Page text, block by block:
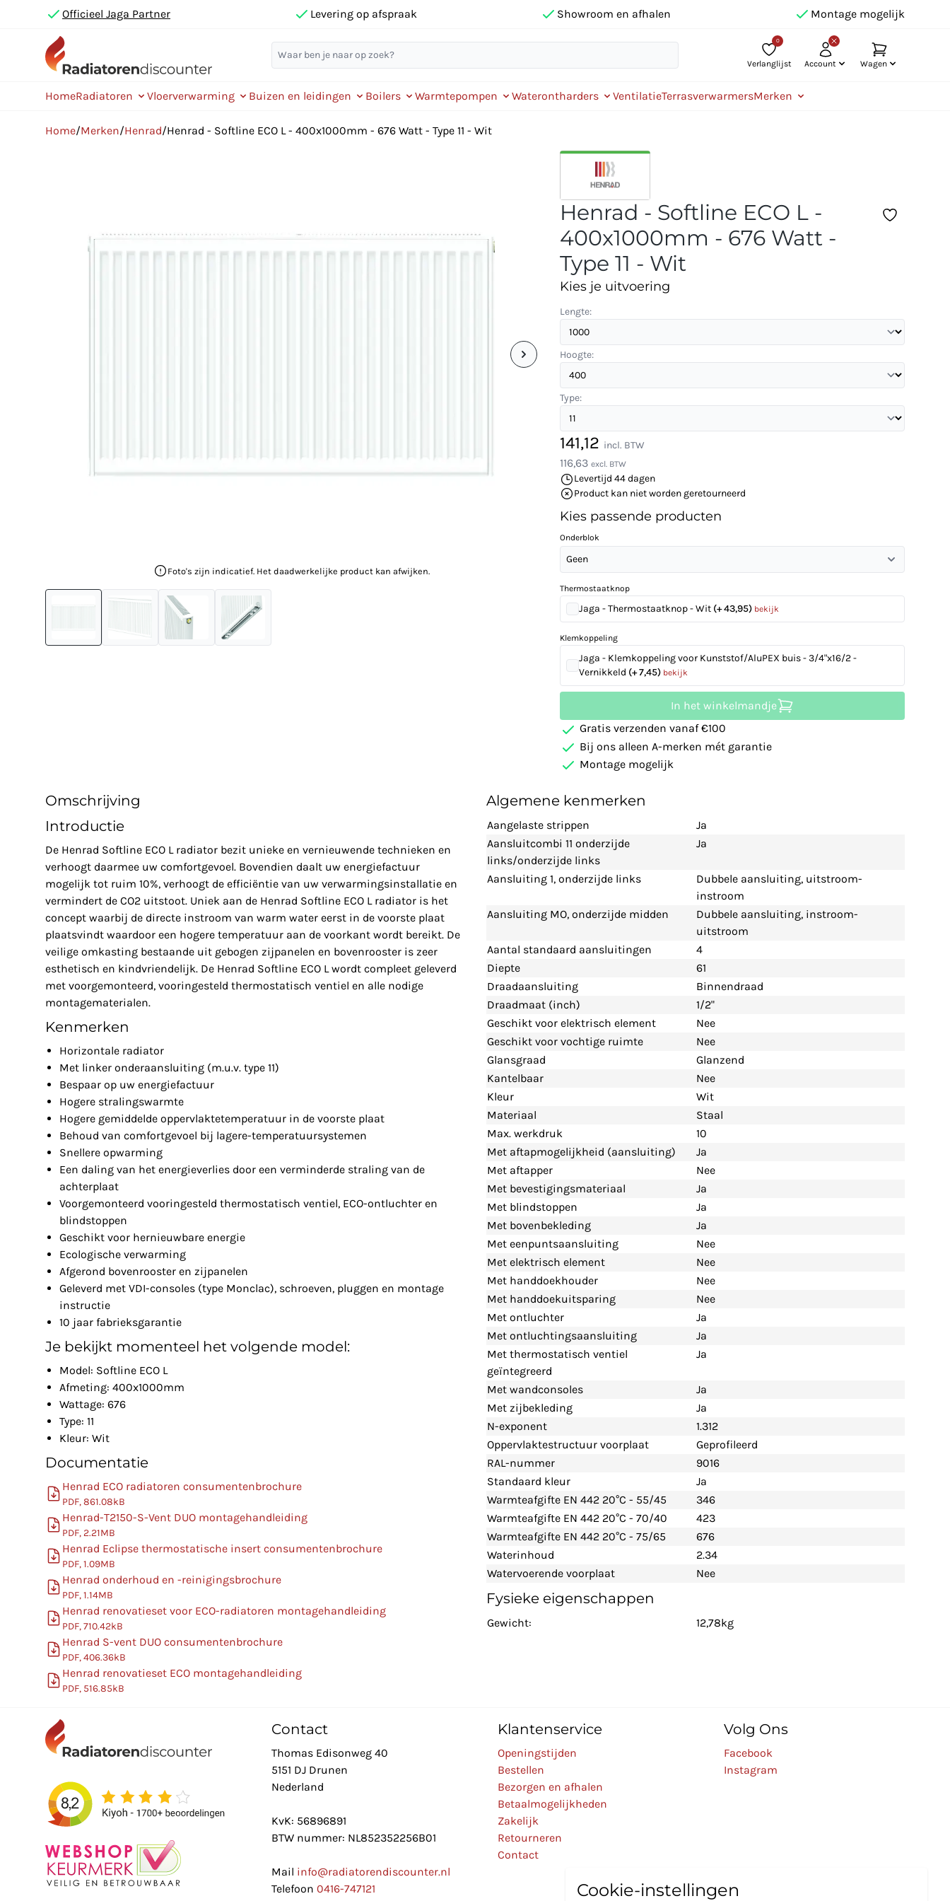
Officieel Jaga Partner Levering op afspraak Showroom en afhalen Montage mogelijk
0
Verlanglijst Account Wagen
HomeRadiatoren Vloerverwarming Buizen en leidingen Boilers Warmtepompen Waterontharders VentilatieTerrasverwarmersMerken
Home/Merken/Henrad/Henrad - Softline ECO L - 400x1000mm - 676 Watt - Type 11 - Wit
Foto's zijn indicatief. Het daadwerkelijke product kan afwijken.
Henrad - Softline ECO L -
400x1000mm - 676 Watt -
Type 11 - Wit
Kies je uitvoering
Lengte:
Hoogte:
Type:
141,12 incl. BTW
116,63 excl. BTW
Levertijd 44 dagen
Product kan niet worden geretourneerd
Kies passende producten
Onderblok
Geen
Thermostaatknop
Jaga - Thermostaatknop - Wit (+ 43,95) bekijk
Klemkoppeling
Jaga - Klemkoppeling voor Kunststof/AluPEX buis - 3/4"x16/2 -
Vernikkeld (+ 7,45) bekijk
In het winkelmandje
Gratis verzenden vanaf €100
Bij ons alleen A-merken mét garantie
Montage mogelijk
Omschrijving
Introductie
De Henrad Softline ECO L radiator bezit unieke en vernieuwende technieken en
verhoogt daarmee uw comfortgevoel. Bovendien daalt uw energiefactuur
mogelijk tot ruim 10%, verhoogt de efficiëntie van uw verwarmingsinstallatie en
vermindert de CO2 uitstoot. Uniek aan de Henrad Softline ECO L radiator is het
concept waarbij de directe instroom van warm water eerst in de voorste plaat
plaatsvindt waardoor een hogere temperatuur aan de voorkant wordt bereikt. De
veilige omkasting bestaande uit gebogen zijpanelen en bovenrooster is zeer
esthetisch en kindvriendelijk. De Henrad Softline ECO L wordt compleet geleverd
met voorgemonteerd, vooringesteld thermostatisch ventiel en alle nodige
montagematerialen.
Kenmerken
Horizontale radiator
Met linker onderaansluiting (m.u.v. type 11)
Bespaar op uw energiefactuur
Hogere stralingswarmte
Hogere gemiddelde oppervlaktetemperatuur in de voorste plaat
Behoud van comfortgevoel bij lagere-temperatuursystemen
Snellere opwarming
Een daling van het energieverlies door een verminderde straling van de
achterplaat
Voorgemonteerd vooringesteld thermostatisch ventiel, ECO-ontluchter en
blindstoppen
Geschikt voor hernieuwbare energie
Ecologische verwarming
Afgerond bovenrooster en zijpanelen
Geleverd met VDI-consoles (type Monclac), schroeven, pluggen en montage
instructie
10 jaar fabrieksgarantie
Je bekijkt momenteel het volgende model:
Model: Softline ECO L
Afmeting: 400x1000mm
Wattage: 676
Type: 11
Kleur: Wit
Documentatie
Henrad ECO radiatoren consumentenbrochure
PDF, 861.08kB
Henrad-T2150-S-Vent DUO montagehandleiding
PDF, 2.21MB
Henrad Eclipse thermostatische insert consumentenbrochure
PDF, 1.09MB
Henrad onderhoud en -reinigingsbrochure
PDF, 1.14MB
Henrad renovatieset voor ECO-radiatoren montagehandleiding
PDF, 710.42kB
Henrad S-vent DUO consumentenbrochure
PDF, 406.36kB
Henrad renovatieset ECO montagehandleiding
PDF, 516.85kB
Algemene kenmerken
Aangelaste strippen
Ja
Aansluitcombi 11 onderzijde
links/onderzijde links
Ja
Aansluiting 1, onderzijde links
Dubbele aansluiting, uitstroom-
instroom
Aansluiting MO, onderzijde midden
Dubbele aansluiting, instroom-
uitstroom
Aantal standaard aansluitingen
4
Diepte
61
Draadaansluiting
Binnendraad
Draadmaat (inch)
1/2"
Geschikt voor elektrisch element
Nee
Geschikt voor vochtige ruimte
Nee
Glansgraad
Glanzend
Kantelbaar
Nee
Kleur
Wit
Materiaal
Staal
Max. werkdruk
10
Met aftapmogelijkheid (aansluiting)
Ja
Met aftapper
Nee
Met bevestigingsmateriaal
Ja
Met blindstoppen
Ja
Met bovenbekleding
Ja
Met eenpuntsaansluiting
Nee
Met elektrisch element
Nee
Met handdoekhouder
Nee
Met handdoekuitsparing
Nee
Met ontluchter
Ja
Met ontluchtingsaansluiting
Ja
Met thermostatisch ventiel
geïntegreerd
Ja
Met wandconsoles
Ja
Met zijbekleding
Ja
N-exponent
1.312
Oppervlaktestructuur voorplaat
Geprofileerd
RAL-nummer
9016
Standaard kleur
Ja
Warmteafgifte EN 442 20°C - 55/45
346
Warmteafgifte EN 442 20°C - 70/40
423
Warmteafgifte EN 442 20°C - 75/65
676
Waterinhoud
2.34
Watervoerende voorplaat
Nee
Fysieke eigenschappen
Gewicht: 12,78kg
Contact
Thomas Edisonweg 40
5151 DJ Drunen
Nederland
KvK: 56896891
BTW nummer: NL852352256B01
Mail info@radiatorendiscounter.nl
Telefoon 0416-747121
Klantenservice
Openingstijden
Bestellen
Bezorgen en afhalen
Betaalmogelijkheden
Zakelijk
Retourneren
Contact
Volg Ons
Facebook
Instagram
Cookie-instellingen